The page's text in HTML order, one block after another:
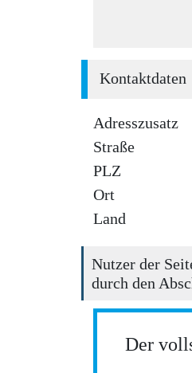
Kontaktdaten
Adresszusatz
Straße
PLZ
Ort
Land
Nutzer der
durch den
Der